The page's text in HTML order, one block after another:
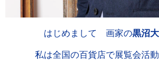
はじめまして 画家の黒沼
私は全国の百貨店で展覧会活動